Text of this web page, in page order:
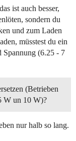
ist auch besser,
sondern du
und zum Laden
müsstest du ein
Spannung (6.25 - 7
(Betrieben
W un 10 W)?
nur halb so lang.